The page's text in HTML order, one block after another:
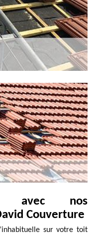
avec nos
Couverture
sur votre toit